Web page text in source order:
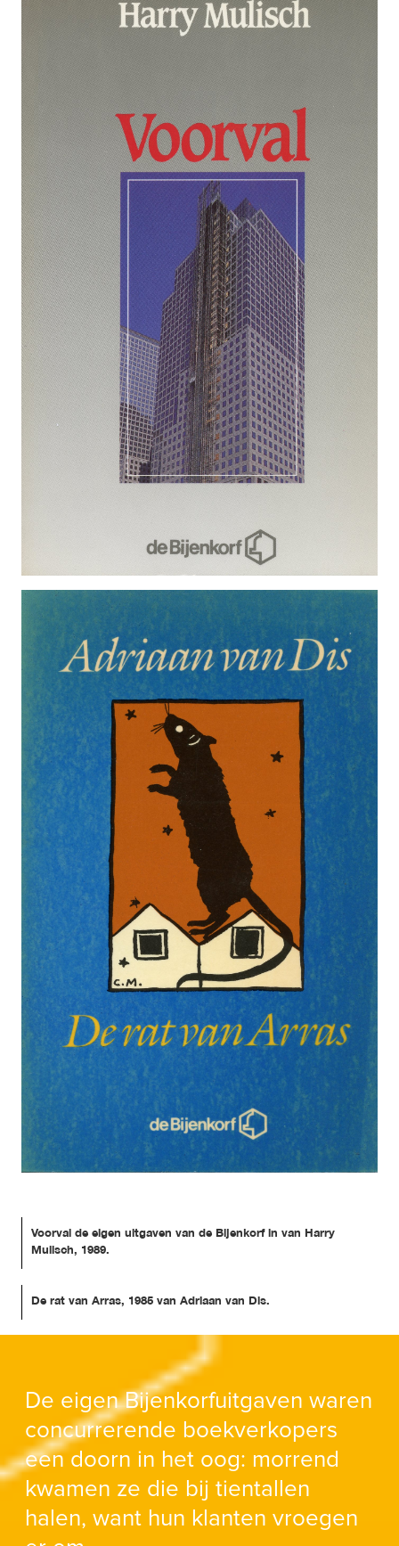
Voorval de eigen uitgaven van de Bijenkorf in van Harry
Mulisch, 1989.
De rat van Arras, 1985 van Adriaan van Dis.
De eigen Bijenkorfuitgaven waren
concurrerende boekverkopers
een doorn in het oog: morrend
kwamen ze die bij tientallen
halen, want hun klanten vroegen